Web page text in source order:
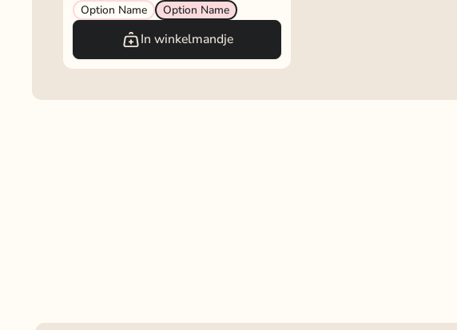
Option Name Option Name
In winkelmandje